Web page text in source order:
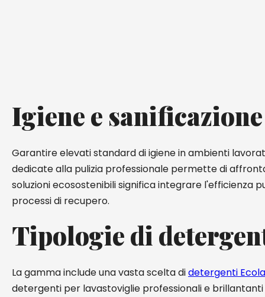
Igiene e
Garantire elevati standard di igiene in ambienti
dedicate alla pulizia professionale permette di
soluzioni ecosostenibili significa integrare
processi di recupero.
Tipologie di
La gamma include una vasta scelta didetergenti
detergenti per lavastoviglie professionali e